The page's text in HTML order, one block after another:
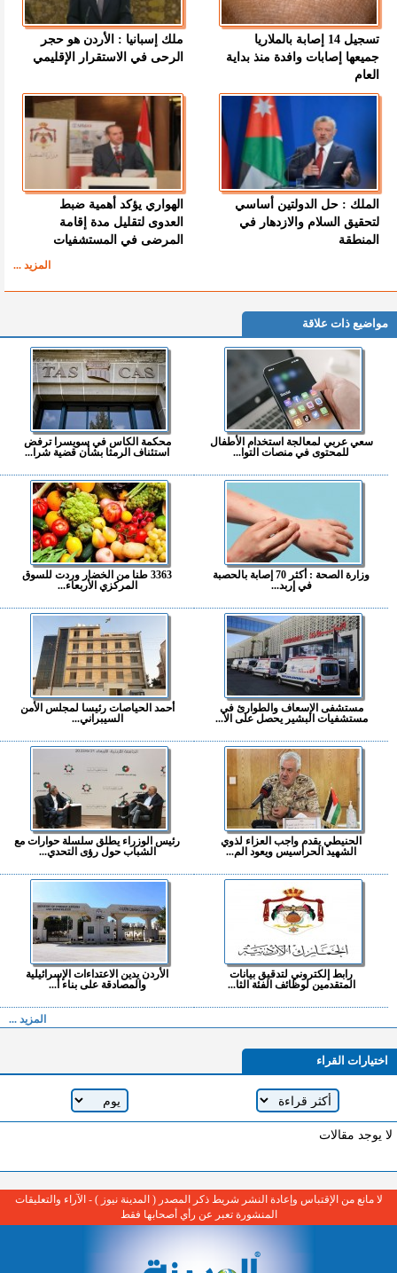
تسجيل 14 إصابة بالملاريا
جميعها إصابات وافدة منذ بداية
العام
ملك إسبانيا : الأردن هو حجر
الرحى في الاستقرار الإقليمي
الملك : حل الدولتين أساسي
لتحقيق السلام والازدهار في
المنطقة
الهواري يؤكد أهمية ضبط
العدوى لتقليل مدة إقامة
المرضى في المستشفيات
المزيد ...
مواضيع ذات علاقة
سعي عربي لمعالجة استخدام الأطفال
للمحتوى في منصات التوا...
محكمة الكاس في سويسرا ترفض
استئناف الرمثا بشأن قضية شرا...
وزارة الصحة : أكثر 70 إصابة بالحصبة
في إربد...
3363 طنا من الخضار وردت للسوق
المركزي الأربعاء...
مستشفى الإسعاف والطوارئ في
مستشفيات البشير يحصل على الا...
أحمد الحياصات رئيسا لمجلس الأمن
السيبراني...
الحنيطي يقدم واجب العزاء لذوي
الشهيد الحراسيس ويعود الم...
رئيس الوزراء يطلق سلسلة حوارات مع
الشباب حول رؤى التحدي...
رابط إلكتروني لتدقيق بيانات
المتقدمين لوظائف الفئة الثا...
الأردن يدين الاعتداءات الإسرائيلية
والمصادقة على بناء أ...
المزيد ...
اختيارات القراء
لا يوجد مقالات
لا مانع من الإقتباس وإعادة النشر شريط ذكر المصدر ( المدينة نيوز ) - الآراء والتعليقات
المنشورة تعبر عن رأي أصحابها فقط